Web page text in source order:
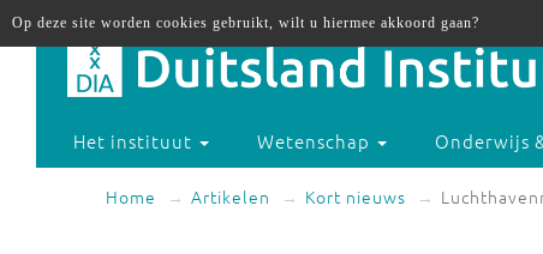
Het instituut Wetenschap Onderwijs
Home Artikelen Kort nieuws
Op deze site worden cookies gebruikt, wilt u hiermee akkoord gaan?